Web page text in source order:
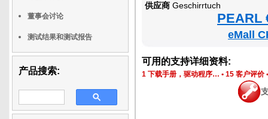
董事会讨论
测试结果和测试报告
产品搜索:
供应商 Geschirrtuch
PEARL
eMall
可用的支持详细资料:
1 下载手册，驱动程序… • 15 客户评价